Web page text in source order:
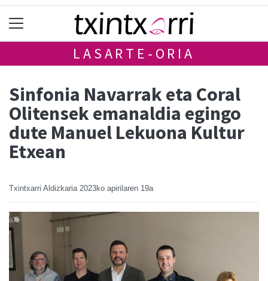
LASARTE-ORIA
Sinfonia Navarrak eta Coral
Olitensek emanaldia egingo
dute Manuel Lekuona Kultur
Etxean
Txintxarri Aldizkaria 2023ko apirilaren 19a